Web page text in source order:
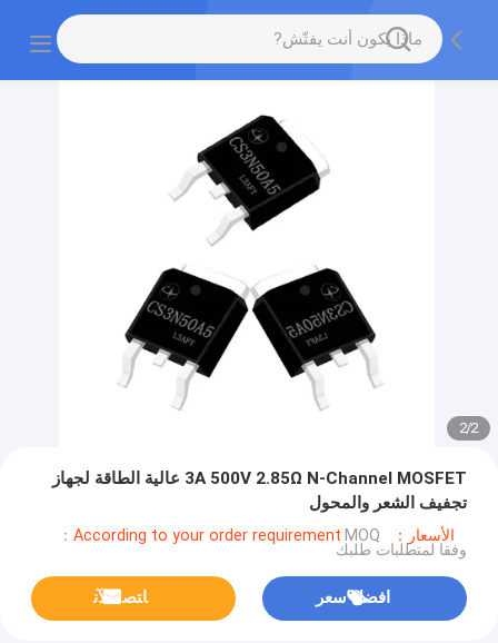
2
/
2
3A 500V 2.85Ω N-Channel MOSFET عالية الطاقة لجهاز
تجفيف الشعر والمحول
الأسعار：According to your order requirement MOQ：
وفقا لمتطلبات طلبك
افضل سعر ﺎﺘﺼﻟ ﺍﻶﻧ